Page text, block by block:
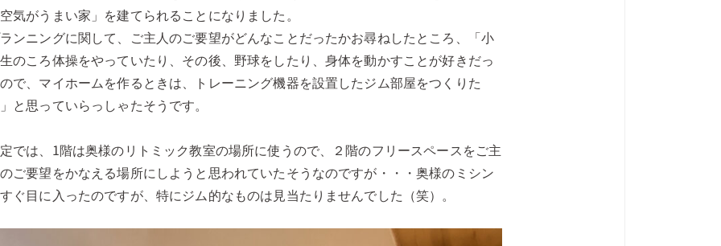
気がうまい家」を建てられることになりました。
ンニングに関して、ご主人のご要望がどんなことだったかお尋ねしたところ、「小
のころ体操をやっていたり、その後、野球をしたり、身体を動かすことが好きだっ
で、マイホームを作るときは、トレーニング機器を設置したジム部屋をつくりた
と思っていらっしゃたそうです。
では、1階は奥様のリトミック教室の場所に使うので、２階のフリースペースをご主
ご要望をかなえる場所にしようと思われていたそうなのですが・・・奥様のミシン
ぐ目に入ったのですが、特にジム的なものは見当たりませんでした（笑）。